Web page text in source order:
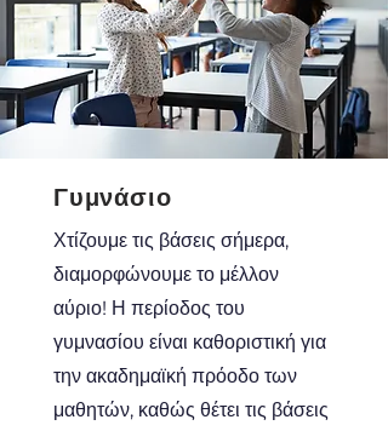
Γυμνάσιο
Χτίζουμε τις βάσεις σήμερα,
διαμορφώνουμε το μέλλον
αύριο! Η περίοδος του
γυμνασίου είναι καθοριστική για
την ακαδημαϊκή πρόοδο των
μαθητών, καθώς θέτει τις βάσεις